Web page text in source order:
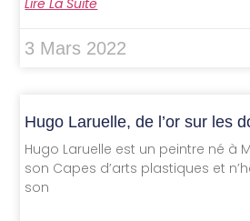
Lire La Suite
3 Mars 2022
Hugo Laruelle, de l’or sur les
Hugo Laruelle est un peintre né à
son Capes d’arts plastiques et
son